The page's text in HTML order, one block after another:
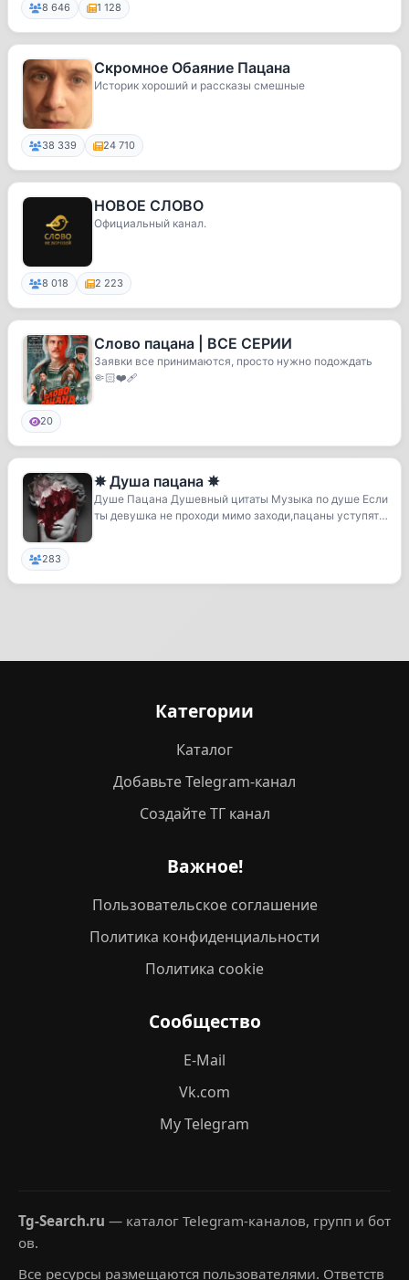
8 646 1 128
Скромное Обаяние Пацана
Историк хороший и рассказы смешные
38 339 24 710
НОВОЕ СЛОВО
Официальный канал.
8 018 2 223
Слово пацана | ВСЕ СЕРИИ
Заявки все принимаются, просто нужно подождать
🤏🏻❤️‍🩹
20
✵ Душа пацана ✵
Душе Пацана Душевный цитаты Музыка по душе Если
ты девушка не проходи мимо заходи,пацаны уступят
283
Категории
Каталог
Добавьте Telegram-канал
Создайте ТГ канал
Важное!
Пользовательское соглашение
Политика конфиденциальности
Политика cookie
Сообщество
E-Mail
Vk.com
My Telegram
Tg-Search.ru — каталог Telegram-каналов, групп и бот
ов.
Все ресурсы размещаются пользователями. Ответств